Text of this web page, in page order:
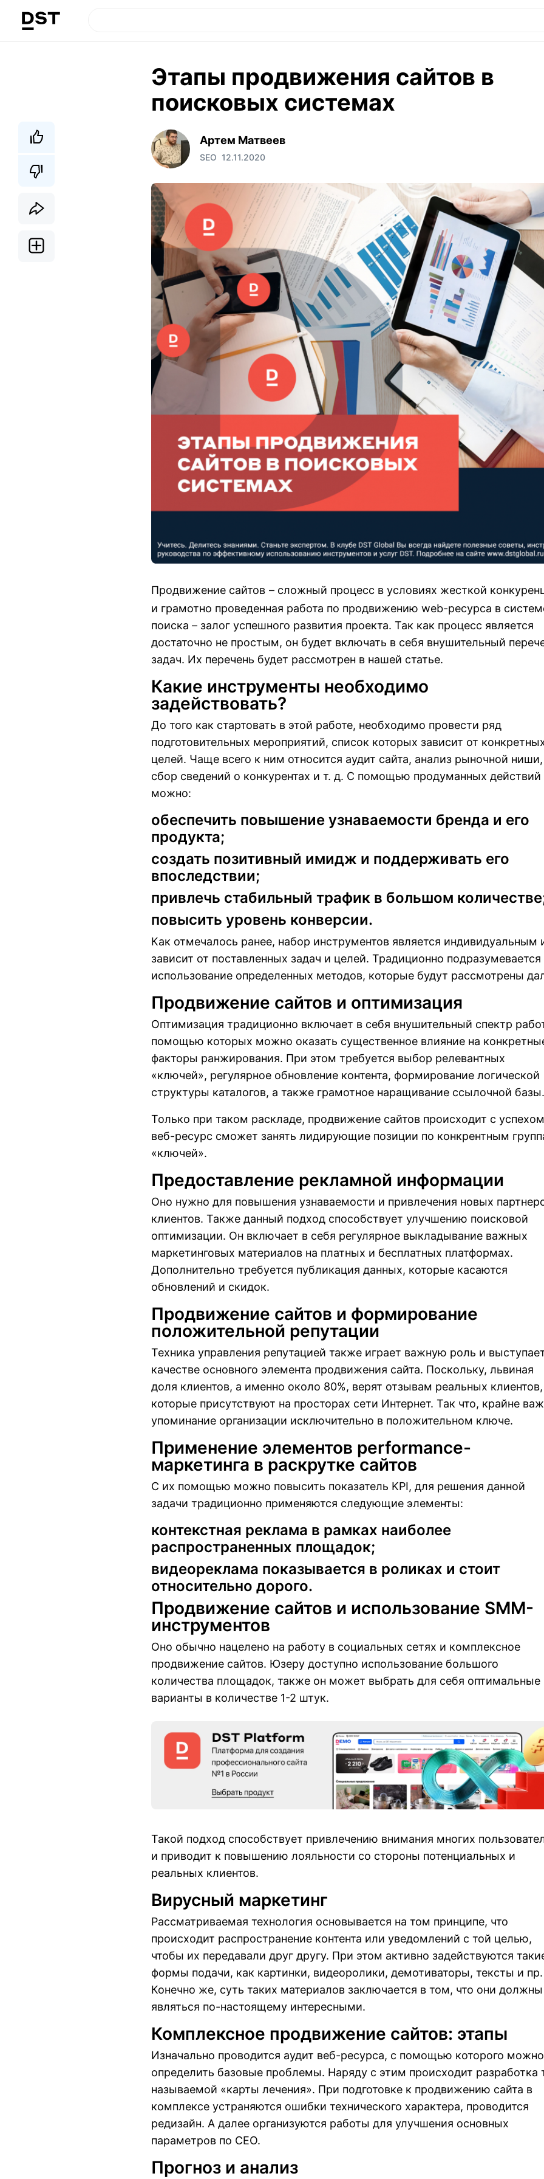
Этапы продвижения сайтов в
поисковых системах
Артем Матвеев
SEO 12.11.2020
Продвижение сайтов – сложный процесс в условиях жесткой
и грамотно проведенная работа по продвижению web-ресурса в
поиска – залог успешного развития проекта. Так как процесс является
достаточно не простым, он будет включать в себя внушительный
задач. Их перечень будет рассмотрен в нашей статье.
Какие инструменты необходимо
задействовать?
До того как стартовать в этой работе, необходимо провести ряд
подготовительных мероприятий, список которых зависит от
целей. Чаще всего к ним относится аудит сайта, анализ рыночной ниши,
сбор сведений о конкурентах и т. д. С помощью продуманных действий
можно:
обеспечить повышение узнаваемости бренда и его
продукта;
создать позитивный имидж и поддерживать его
впоследствии;
привлечь стабильный трафик в большом
повысить уровень конверсии.
Как отмечалось ранее, набор инструментов является индивидуальным
зависит от поставленных задач и целей. Традиционно подразумевается
использование определенных методов, которые будут рассмотрены
Продвижение сайтов и оптимизация
Оптимизация традиционно включает в себя внушительный спектр
помощью которых можно оказать существенное влияние на
факторы ранжирования. При этом требуется выбор релевантных
«ключей», регулярное обновление контента, формирование логической
структуры каталогов, а также грамотное наращивание ссылочной базы.
Только при таком раскладе, продвижение сайтов происходит с
веб-ресурс сможет занять лидирующие позиции по конкрентным
«ключей».
Предоставление рекламной информации
Оно нужно для повышения узнаваемости и привлечения новых
клиентов. Также данный подход способствует улучшению поисковой
оптимизации. Он включает в себя регулярное выкладывание важных
маркетинговых материалов на платных и бесплатных платформах.
Дополнительно требуется публикация данных, которые касаются
обновлений и скидок.
Продвижение сайтов и формирование
положительной репутации
Техника управления репутацией также играет важную роль и
качестве основного элемента продвижения сайта. Поскольку, львиная
доля клиентов, а именно около 80%, верят отзывам реальных клиентов,
которые присутствуют на просторах сети Интернет. Так что, крайне
упоминание организации исключительно в положительном ключе.
Применение элементов performance-
маркетинга в раскрутке сайтов
С их помощью можно повысить показатель KPI, для решения данной
задачи традиционно применяются следующие элементы:
контекстная реклама в рамках наиболее
распространенных площадок;
видеореклама показывается в роликах и стоит
относительно дорого.
Продвижение сайтов и использование SMM-
инструментов
Оно обычно нацелено на работу в социальных сетях и комплексное
продвижение сайтов. Юзеру доступно использование большого
количества площадок, также он может выбрать для себя оптимальные
варианты в количестве 1-2 штук.
Такой подход способствует привлечению внимания многих
и приводит к повышению лояльности со стороны потенциальных и
реальных клиентов.
Вирусный маркетинг
Рассматриваемая технология основывается на том принципе, что
происходит распространение контента или уведомлений с той целью,
чтобы их передавали друг другу. При этом активно задействуются
формы подачи, как картинки, видеоролики, демотиваторы, тексты и пр.
Конечно же, суть таких материалов заключается в том, что они должны
являться по-настоящему интересными.
Комплексное продвижение сайтов: этапы
Изначально проводится аудит веб-ресурса, с помощью которого можно
определить базовые проблемы. Наряду с этим происходит разработка
называемой «карты лечения». При подготовке к продвижению сайта в
комплексе устраняются ошибки технического характера, проводится
редизайн. А далее организуются работы для улучшения основных
параметров по СЕО.
Прогноз и анализ